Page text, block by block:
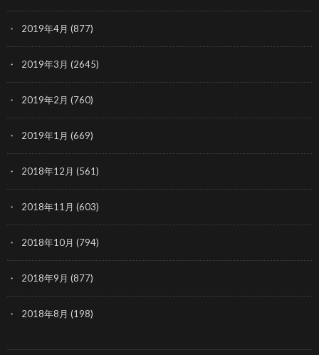
2019年4月 (877)
2019年3月 (2645)
2019年2月 (760)
2019年1月 (669)
2018年12月 (561)
2018年11月 (603)
2018年10月 (794)
2018年9月 (877)
2018年8月 (198)